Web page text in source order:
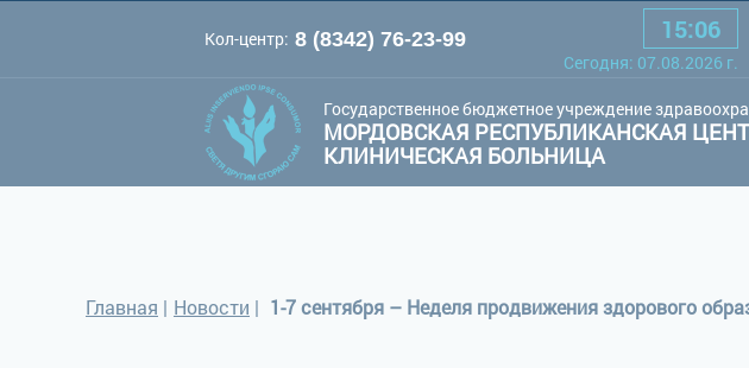
Шрифт: A A A Белая
Кол-центр: 8 (8342) 76-23-99 15:06
Сегодня: 07.08.2026 г.
Государственное бюджетное учреждение
МОРДОВСКАЯ РЕСПУБЛИКАНСКАЯ
КЛИНИЧЕСКАЯ БОЛЬНИЦА
Главная | Новости | 1-7 сентября – Неделя продвижения здорового